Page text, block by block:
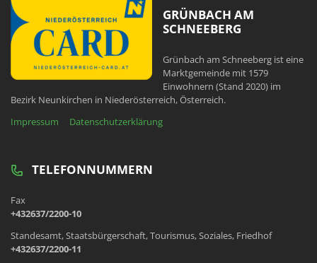
GRÜNBACH AM
SCHNEEBERG
Grünbach am Schneeberg ist eine
Marktgemeinde mit 1579
Einwohnern (Stand 2020) im
Bezirk Neunkirchen in Niederösterreich, Österreich.
Impressum
Datenschutzerklärung
TELEFONNUMMERN
Fax
+432637/2200-10
Standesamt, Staatsbürgerschaft, Tourismus, Soziales, Friedhof
+432637/2200-11